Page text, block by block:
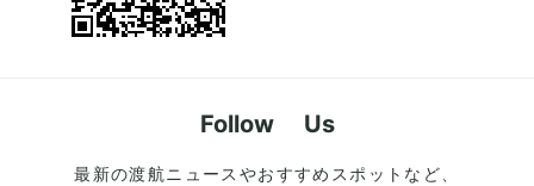
Follow Us
最新の渡航ニュースやおすすめスポットなど、